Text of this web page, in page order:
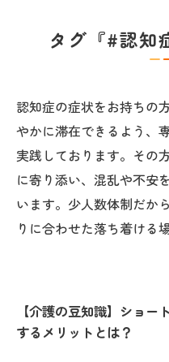
タグ『#認知
認知症の症状をお持ちの
やかに滞在できるよう、
実践しております。その
に寄り添い、混乱や不安
います。少人数体制だか
りに合わせた落ち着ける
【介護の豆知識】ショー
するメリットとは？